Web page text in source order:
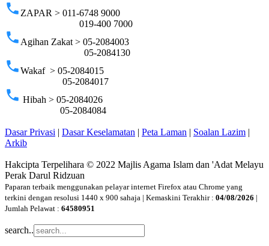
phoneZAPAR > 011-6748 9000
019-400 7000
phoneAgihan Zakat > 05-2084003
05-2084130
phoneWakaf > 05-2084015
05-2084017
phone Hibah > 05-2084026
05-2084084
Dasar Privasi | Dasar Keselamatan | Peta Laman | Soalan Lazim |
Arkib
Hakcipta Terpelihara © 2022 Majlis Agama Islam dan 'Adat Melayu
Perak Darul Ridzuan
Paparan terbaik menggunakan pelayar internet Firefox atau Chrome yang
terkini dengan resolusi 1440 x 900 sahaja | Kemaskini Terakhir : 04/08/2026 |
Jumlah Pelawat : 64580951
search..